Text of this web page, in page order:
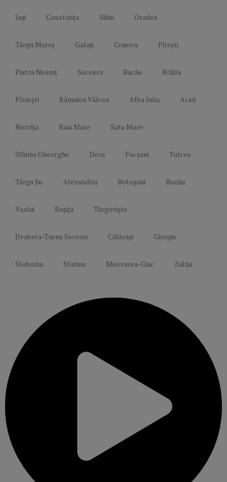
Iași Constanța Sibiu Oradea
Târgu Mureș Galați Craiova Pitești
Piatra Neamț Suceava Bacău Brăila
Ploiești Râmnicu Vâlcea Alba Iulia Arad
Bistrița Baia Mare Satu Mare
Sfântu Gheorghe Deva Focșani Tulcea
Târgu Jiu Alexandria Botoșani Buzău
Vaslui Reșița Târgoviște
Drobeta-Turnu Severin Călărași Giurgiu
Slobozia Slatina Miercurea-Ciuc Zalău